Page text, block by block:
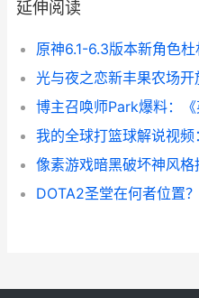
延伸阅读
我的全球打篮球解说视
像素游戏暗黑破坏神风格
DOTA2圣堂在何者位置